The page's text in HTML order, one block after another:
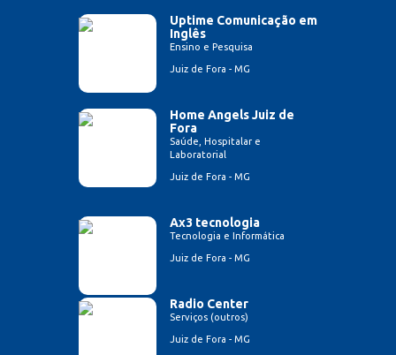
Uptime Comunicação em
Inglês
Ensino e Pesquisa
Juiz de Fora - MG
Home Angels Juiz de
Fora
Saúde, Hospitalar e
Laboratorial
Juiz de Fora - MG
Ax3 tecnologia
Tecnologia e Informática
Juiz de Fora - MG
Radio Center
Serviços (outros)
Juiz de Fora - MG